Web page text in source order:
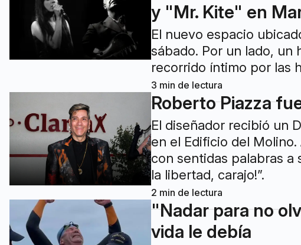
y "Mr. Kite" en
El nuevo espacio
sábado. Por un lado, un
recorrido íntimo por las
3 min de lectura
Roberto Piazza
El diseñador recibió un
en el Edificio del
con sentidas palabras a
la libertad, carajo!”.
2 min de lectura
"Nadar para no
vida le debía